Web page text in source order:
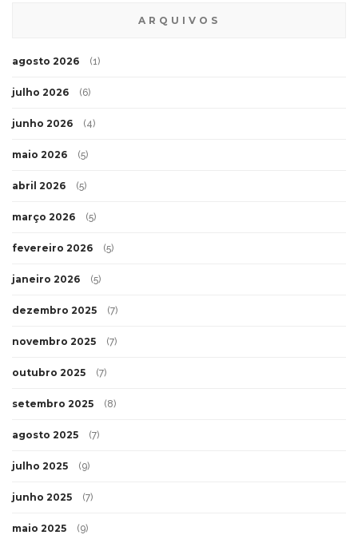
ARQUIVOS
agosto 2026 (1)
julho 2026 (6)
junho 2026 (4)
maio 2026 (5)
abril 2026 (5)
março 2026 (5)
fevereiro 2026 (5)
janeiro 2026 (5)
dezembro 2025 (7)
novembro 2025 (7)
outubro 2025 (7)
setembro 2025 (8)
agosto 2025 (7)
julho 2025 (9)
junho 2025 (7)
maio 2025 (9)